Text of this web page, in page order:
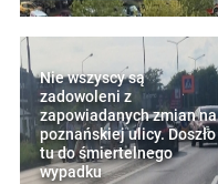
Nie wszyscy są
zadowoleni z
zapowiadanych zmian na
poznańskiej ulicy. Doszło
tu do śmiertelnego
wypadku